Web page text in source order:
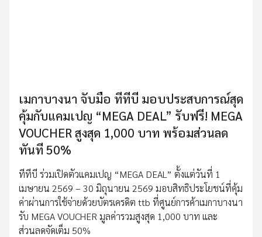
เมกาบางนา จับมือ ทีทีบี มอบประสบการณ์สุด
คุ้มกับแคมเปญ “MEGA DEAL” รับฟรี! MEGA
VOUCHER สูงสุด 1,000 บาท พร้อมส่วนลด
ทันที 50%
ทีทีบี ร่วมเปิดตัวแคมเปญ “MEGA DEAL” ตั้งแต่วันที่ 1
เมษายน 2569 – 30 มิถุนายน 2569 มอบสิทธิประโยชน์ที่คุ้ม
ค่าผ่านการใช้จ่ายด้วยบัตรเครดิต ttb ที่ศูนย์การค้าเมกาบางนา
รับ MEGA VOUCHER มูลค่ารวมสูงสุด 1,000 บาท และ
ส่วนลดจัดเต็ม 50%